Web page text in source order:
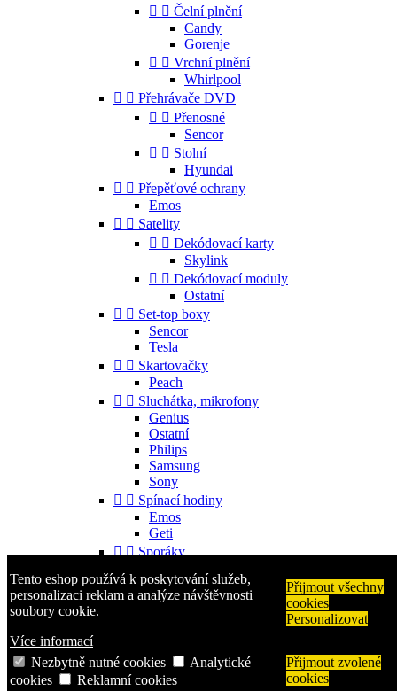
Tento eshop používá k poskytování služeb,
personalizaci reklam a analýze návštěvnosti
soubory cookie.
Více informací
Přijmout všechny
cookies
Personalizovat
Nezbytně nutné cookies
Analytické
cookies
Reklamní cookies
Přijmout zvolené
cookies
  Čelní plnění
Candy
Gorenje
  Vrchní plnění
Whirlpool
  Přehrávače DVD
  Přenosné
Sencor
  Stolní
Hyundai
  Přepěťové ochrany
Emos
  Satelity
  Dekódovací karty
Skylink
  Dekódovací moduly
Ostatní
  Set-top boxy
Sencor
Tesla
  Skartovačky
Peach
  Sluchátka, mikrofony
Genius
Ostatní
Philips
Samsung
Sony
  Spínací hodiny
Emos
Geti
  Sporáky
  Příslušenství
Gorenje
Aligator
Nokia
Samsung